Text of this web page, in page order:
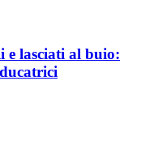
e lasciati al buio: